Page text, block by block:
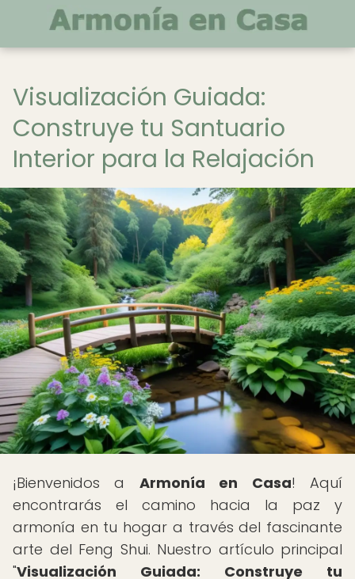
Visualización Guiada:
Construye tu Santuario
Interior para la Relajación
¡Bienvenidos a Armonía en Casa! Aquí
encontrarás el camino hacia la paz y
armonía en tu hogar a través del fascinante
arte del Feng Shui. Nuestro artículo principal
"Visualización Guiada: Construye tu